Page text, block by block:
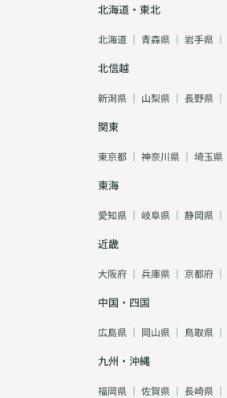
北海道・東北
北海道 ｜ 青森県 ｜ 岩手県 ｜
北信越
新潟県 ｜ 山梨県 ｜ 長野県 ｜
関東
東京都 ｜ 神奈川県 ｜ 埼玉県
東海
愛知県 ｜ 岐阜県 ｜ 静岡県 ｜
近畿
大阪府 ｜ 兵庫県 ｜ 京都府 ｜
中国・四国
広島県 ｜ 岡山県 ｜ 鳥取県 ｜
九州・沖縄
福岡県 ｜ 佐賀県 ｜ 長崎県 ｜